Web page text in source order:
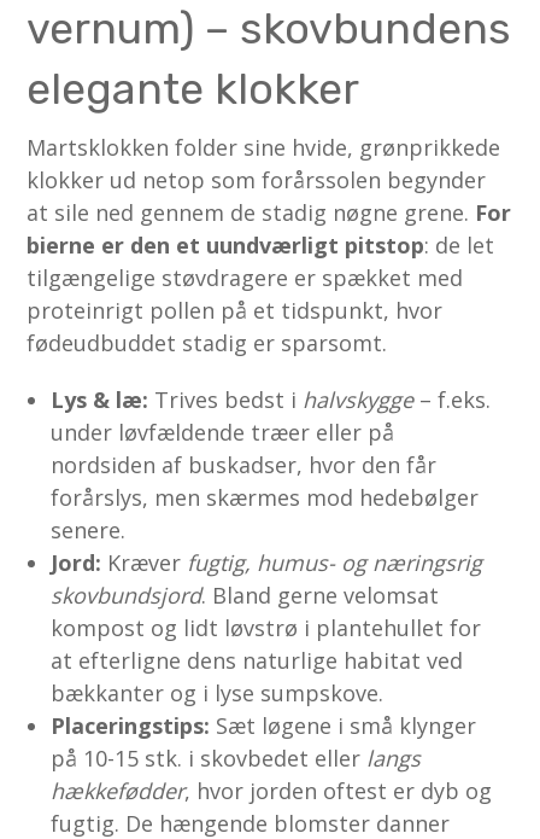
vernum) – skovbundens
elegante klokker
Martsklokken folder sine hvide, grønprikkede
klokker ud netop som forårssolen begynder
at sile ned gennem de stadig nøgne grene. For
bierne er den et uundværligt pitstop: de let
tilgængelige støvdragere er spækket med
proteinrigt pollen på et tidspunkt, hvor
fødeudbuddet stadig er sparsomt.
Lys & læ: Trives bedst i halvskygge– f.eks.
under løvfældende træer eller på
nordsiden af buskadser, hvor den får
forårslys, men skærmes mod hedebølger
senere.
Jord: Kræver fugtig, humus- og næringsrig
skovbundsjord. Bland gerne velomsat
kompost og lidt løvstrø i plantehullet for
at efterligne dens naturlige habitat ved
bækkanter og i lyse sumpskove.
Placeringstips: Sæt løgene i små klynger
på 10-15 stk. i skovbedet eller langs
hækkefødder, hvor jorden oftest er dyb og
fugtig. De hængende blomster danner